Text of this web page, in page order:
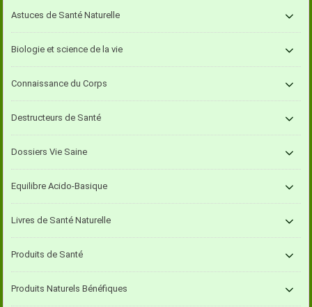
Astuces de Santé Naturelle
Biologie et science de la vie
Connaissance du Corps
Destructeurs de Santé
Dossiers Vie Saine
Equilibre Acido-Basique
Livres de Santé Naturelle
Produits de Santé
Produits Naturels Bénéfiques